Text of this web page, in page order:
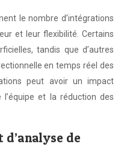
le nombre d’intégrations
et leur flexibilité. Certains
tandis que d’autres
en temps réel des
peut avoir un impact
et la réduction des
d’analyse de